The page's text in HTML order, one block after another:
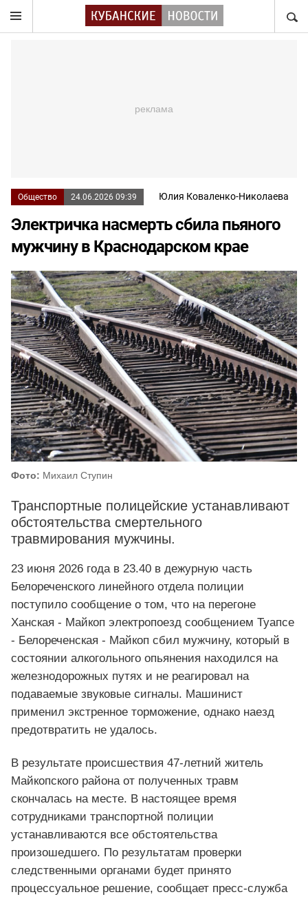
Общество 24.06.2026 09:39 Юлия Коваленко-Николаева
Электричка насмерть сбила пьяного
мужчину в Краснодарском крае
Фото: Михаил Ступин
Транспортные полицейские устанавливают
обстоятельства смертельного
травмирования мужчины.
23 июня 2026 года в 23.40 в дежурную часть
Белореченского линейного отдела полиции
поступило сообщение о том, что на перегоне
Ханская - Майкоп электропоезд сообщением Туапсе
- Белореченская - Майкоп сбил мужчину, который в
состоянии алкогольного опьянения находился на
железнодорожных путях и не реагировал на
подаваемые звуковые сигналы. Машинист
применил экстренное торможение, однако наезд
предотвратить не удалось.
В результате происшествия 47-летний житель
Майкопского района от полученных травм
скончалась на месте. В настоящее время
сотрудниками транспортной полиции
устанавливаются все обстоятельства
произошедшего. По результатам проверки
следственными органами будет принято
процессуальное решение, сообщает пресс-служба